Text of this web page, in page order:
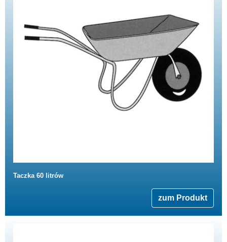
Taczka 60 litrów
zum Produkt